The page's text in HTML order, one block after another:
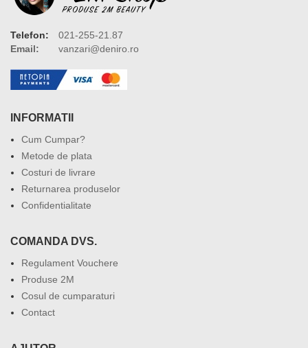
Telefon:
021-255-21.87
Email:
vanzari@deniro.ro
INFORMATII
Cum Cumpar?
Metode de plata
Costuri de livrare
Returnarea produselor
Confidentialitate
COMANDA DVS.
Regulament Vouchere
Produse 2M
Cosul de cumparaturi
Contact